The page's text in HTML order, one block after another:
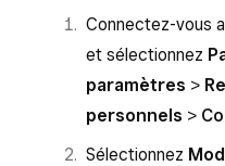
Connectez-vous
et sélectionnez
paramètres >
personnels >
Sélectionnez